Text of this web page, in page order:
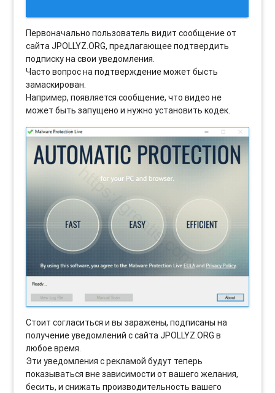
Первоначально пользователь видит сообщение от
сайта JPOLLYZ.ORG, предлагающее подтвердить
подписку на свои уведомления.
Часто вопрос на подтверждение может бысть
замаскирован.
Например, появляется сообщение, что видео не
может быть запущено и нужно установить кодек.
Стоит согласиться и вы заражены, подписаны на
получение уведомлений с сайта JPOLLYZ.ORG в
любое время.
Эти уведомления с рекламой будут теперь
показываться вне зависимости от вашего желания,
бесить, и снижать производительность вашего